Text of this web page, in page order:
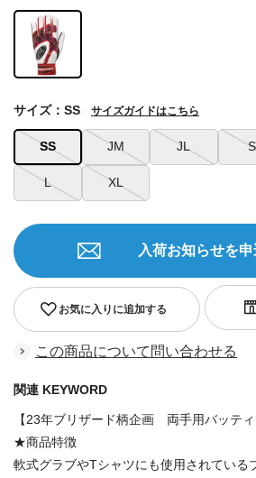
SS JM JL S
L XL
サイズ：SS サイズガイドはこちら
お気に入りに追加する
入荷お知らせを
この商品について問い合わせる
関連 KEYWORD
【23年ブリザード柄企画 両手用バッティ
★商品特徴
軟式グラブやTシャツにも使用されている